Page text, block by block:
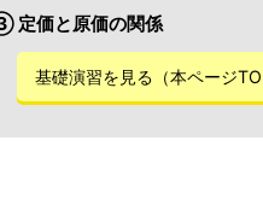
定価と原価の関係
基礎演習を見る（本ページ